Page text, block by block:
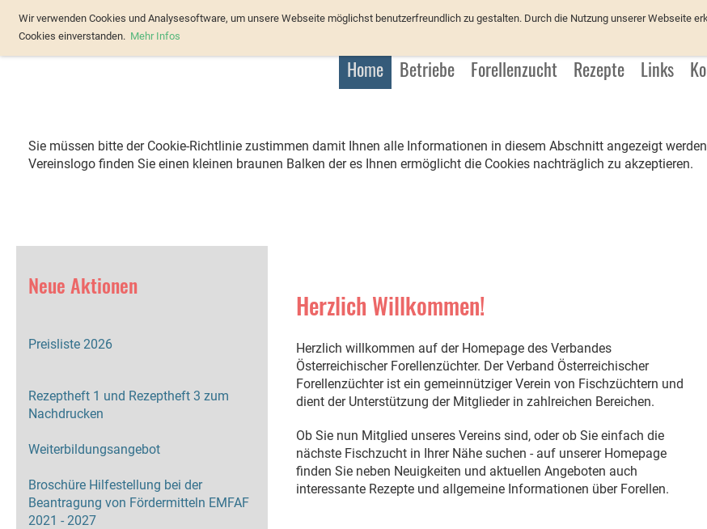
Wir verwenden Cookies und Analysesoftware, um unsere Webseite möglichst benutzerfreundlich zu gestalten. Durch die Nutzung unserer Webseite
Cookies einverstanden. Mehr Infos
Verband Österreichischer Forellenzüchter
Home Betriebe Forellenzucht Rezepte Links
Sie müssen bitte der Cookie-Richtlinie zustimmen damit Ihnen alle Informationen in diesem Abschnitt angezeigt
Vereinslogo finden Sie einen kleinen braunen Balken der es Ihnen ermöglicht die Cookies nachträglich zu akzeptieren.
Neue Aktionen
Preisliste 2026
Rezeptheft 1 und Rezeptheft 3 zum
Nachdrucken
Weiterbildungsangebot
Broschüre Hilfestellung bei der
Beantragung von Fördermitteln EMFAF
2021 - 2027
Herzlich Willkommen!
Herzlich willkommen auf der Homepage des Verbandes
Österreichischer Forellenzüchter. Der Verband Österreichischer
Forellenzüchter ist ein gemeinnütziger Verein von Fischzüchtern und
dient der Unterstützung der Mitglieder in zahlreichen Bereichen.
Ob Sie nun Mitglied unseres Vereins sind, oder ob Sie einfach die
nächste Fischzucht in Ihrer Nähe suchen - auf unserer Homepage
finden Sie neben Neuigkeiten und aktuellen Angeboten auch
interessante Rezepte und allgemeine Informationen über Forellen.